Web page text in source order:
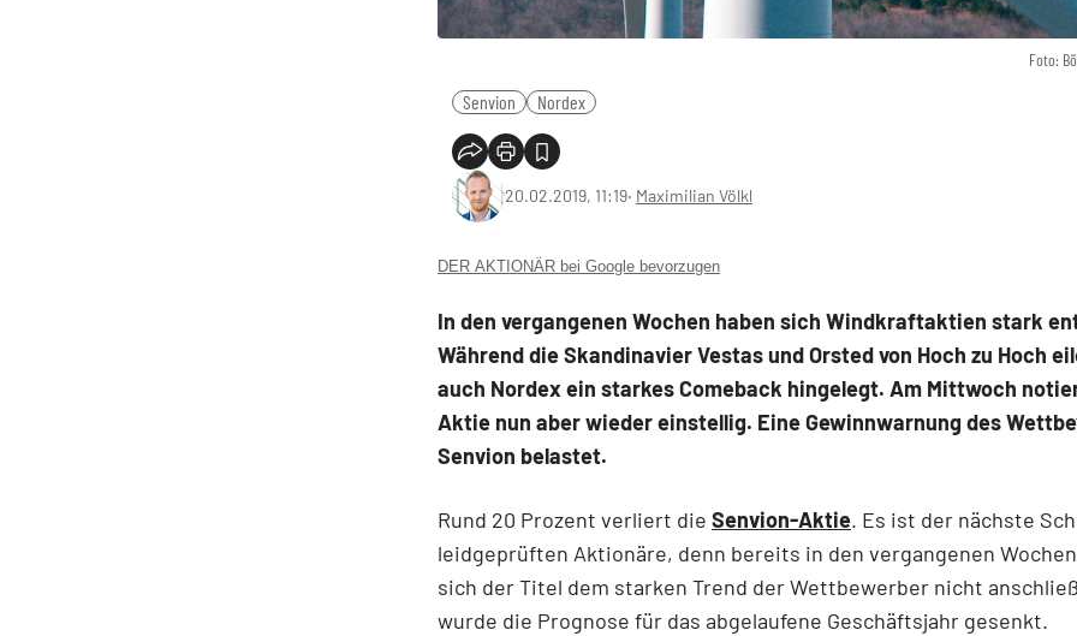
Foto:
Senvion Nordex
20.02.2019, 11:19‧ Maximilian Völkl
DER AKTIONÄR bei Google bevorzugen
In den vergangenen Wochen haben sich Windkraftaktien stark
Während die Skandinavier Vestas und Orsted von Hoch zu Hoch
auch Nordex ein starkes Comeback hingelegt. Am Mittwoch
Aktie nun aber wieder einstellig. Eine Gewinnwarnung des
Senvion belastet.
Rund 20 Prozent verliert die Senvion-Aktie. Es ist der nächste
leidgeprüften Aktionäre, denn bereits in den vergangenen
sich der Titel dem starken Trend der Wettbewerber nicht
wurde die Prognose für das abgelaufene Geschäftsjahr gesenkt.